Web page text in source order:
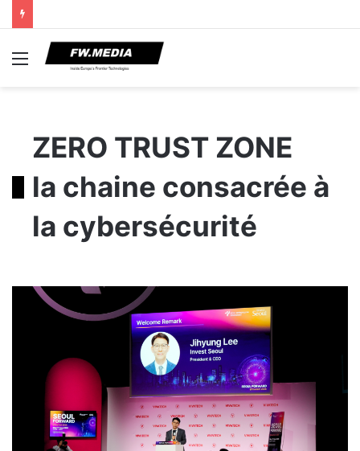
Menu
ZERO TRUST ZONE
la chaine consacrée à
la cybersécurité